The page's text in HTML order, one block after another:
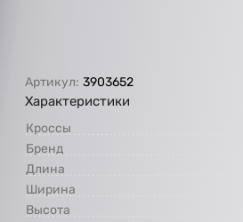
Артикул: 3903652
Характеристики
Кроссы
Бренд
Длина
Ширина
Высота